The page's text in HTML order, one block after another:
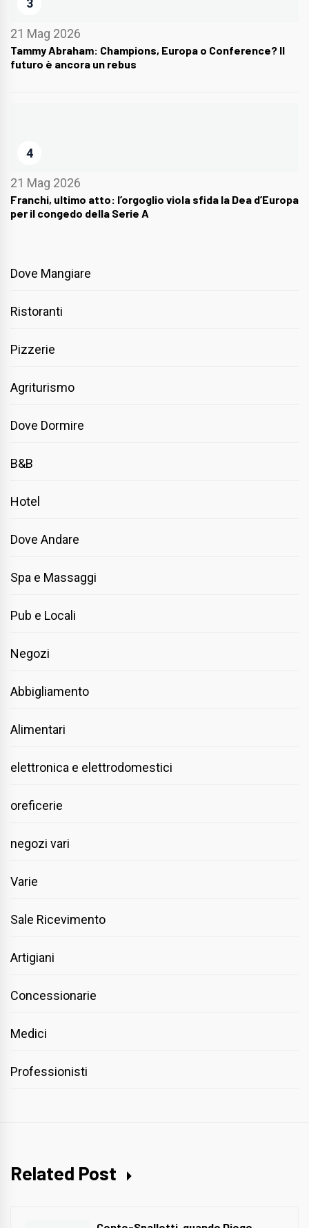
3
21 Mag 2026
Tammy Abraham: Champions, Europa o Conference? Il
futuro è ancora un rebus
4
21 Mag 2026
Franchi, ultimo atto: l’orgoglio viola sfida la Dea d’Europa
per il congedo della Serie A
Dove Mangiare
Ristoranti
Pizzerie
Agriturismo
Dove Dormire
B&B
Hotel
Dove Andare
Spa e Massaggi
Pub e Locali
Negozi
Abbigliamento
Alimentari
elettronica e elettrodomestici
oreficerie
negozi vari
Varie
Sale Ricevimento
Artigiani
Concessionarie
Medici
Professionisti
Related Post